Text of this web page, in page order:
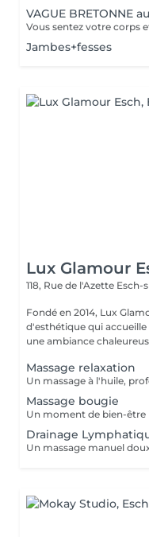
VAGUE BRETONNE
Jambes+fesses
Lux Glamour
118, Rue de l'Azette Esch-
Fondé en 2014, Lux
d'esthétique qui
une ambiance
Massage relaxation
Massage bougie
Drainage